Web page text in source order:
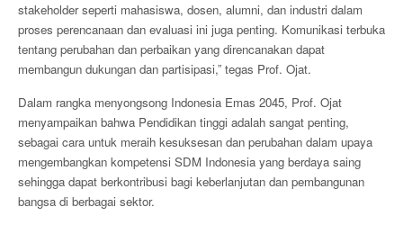
stakeholder seperti mahasiswa, dosen, alumni, dan industri dalam
proses perencanaan dan evaluasi ini juga penting. Komunikasi terbuka
tentang perubahan dan perbaikan yang direncanakan dapat
membangun dukungan dan partisipasi,” tegas Prof. Ojat.
Dalam rangka menyongsong Indonesia Emas 2045, Prof. Ojat
menyampaikan bahwa Pendidikan tinggi adalah sangat penting,
sebagai cara untuk meraih kesuksesan dan perubahan dalam upaya
mengembangkan kompetensi SDM Indonesia yang berdaya saing
sehingga dapat berkontribusi bagi keberlanjutan dan pembangunan
bangsa di berbagai sektor.